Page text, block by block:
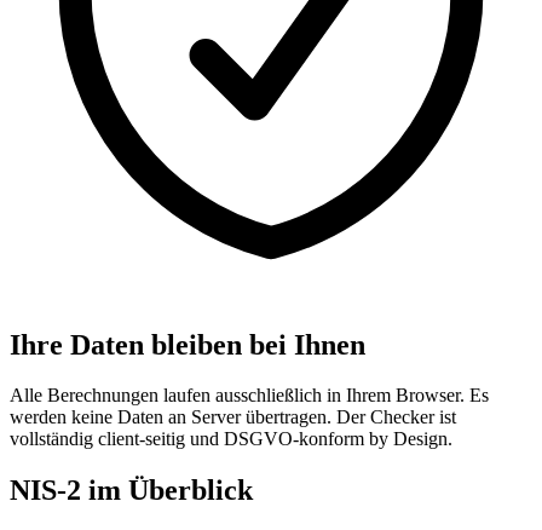
Ihre Daten bleiben bei Ihnen
Alle Berechnungen laufen ausschließlich in Ihrem Browser. Es
werden keine Daten an Server übertragen. Der Checker ist
vollständig client-seitig und DSGVO-konform by Design.
NIS-2 im Überblick